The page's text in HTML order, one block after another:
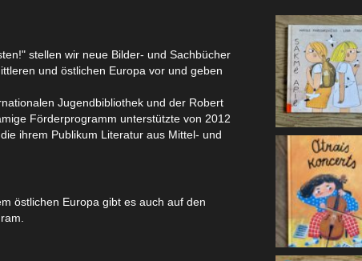
stellen wir neue Bilder- und Sachbücher
und östlichen Europa vor und geben
Jugendbibliothek und der Robert
Förderprogramm unterstützte von 2012
ihrem Publikum Literatur aus Mittel- und
östlichen Europa gibt es auch auf den